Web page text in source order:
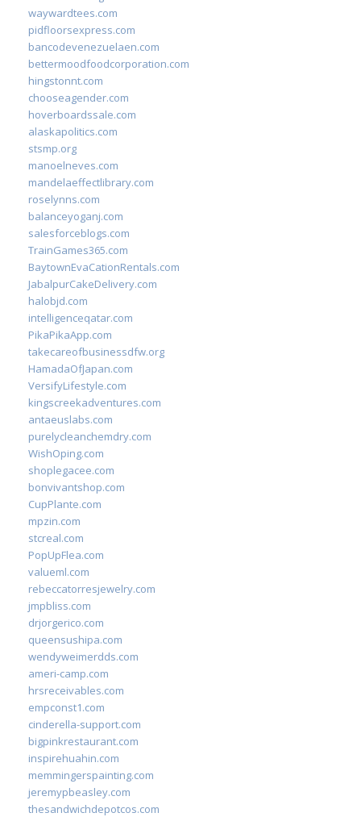
waywardtees.com
pidfloorsexpress.com
bancodevenezuelaen.com
bettermoodfoodcorporation.com
hingstonnt.com
chooseagender.com
hoverboardssale.com
alaskapolitics.com
stsmp.org
manoelneves.com
mandelaeffectlibrary.com
roselynns.com
balanceyoganj.com
salesforceblogs.com
TrainGames365.com
BaytownEvaCationRentals.com
JabalpurCakeDelivery.com
halobjd.com
intelligenceqatar.com
PikaPikaApp.com
takecareofbusinessdfw.org
HamadaOfJapan.com
VersifyLifestyle.com
kingscreekadventures.com
antaeuslabs.com
purelycleanchemdry.com
WishOping.com
shoplegacee.com
bonvivantshop.com
CupPlante.com
mpzin.com
stcreal.com
PopUpFlea.com
valueml.com
rebeccatorresjewelry.com
jmpbliss.com
drjorgerico.com
queensushipa.com
wendyweimerdds.com
ameri-camp.com
hrsreceivables.com
empconst1.com
cinderella-support.com
bigpinkrestaurant.com
inspirehuahin.com
memmingerspainting.com
jeremypbeasley.com
thesandwichdepotcos.com